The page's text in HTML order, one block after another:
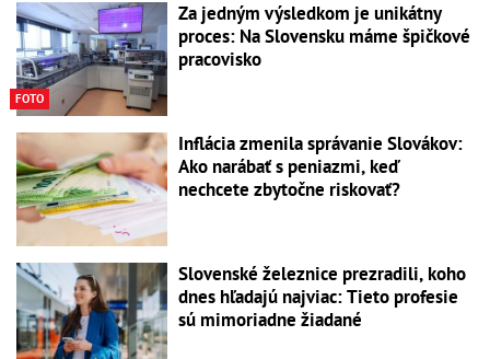
FOTO
Za jedným výsledkom je unikátny
proces: Na Slovensku máme špičkové
pracovisko
Inflácia zmenila správanie Slovákov:
Ako narábať s peniazmi, keď
nechcete zbytočne riskovať?
Slovenské železnice prezradili, koho
dnes hľadajú najviac: Tieto profesie
sú mimoriadne žiadané